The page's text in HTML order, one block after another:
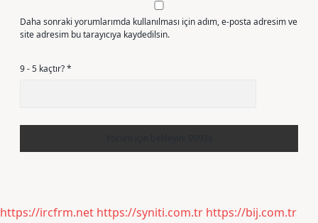
Daha sonraki yorumlarımda kullanılması için adım, e-posta adresim ve
site adresim bu tarayıcıya kaydedilsin.
9 - 5 kaçtır?*
https://ircfrm.net https://syniti.com.tr https://bij.com.tr